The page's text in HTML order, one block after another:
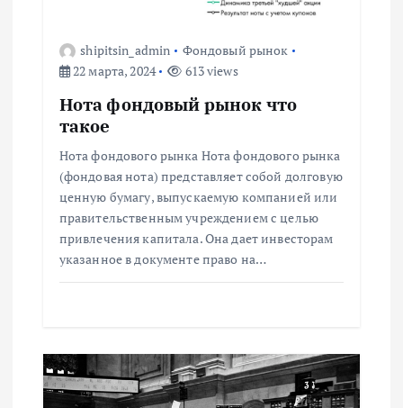
я
shipitsin_admin
Фондовый рынок
22 марта, 2024
613 views
Нота фондовый рынок что
такое
Нота фондового рынка Нота фондового рынка
(фондовая нота) представляет собой долговую
ценную бумагу, выпускаемую компанией или
правительственным учреждением с целью
привлечения капитала. Она дает инвесторам
указанное в документе право на…